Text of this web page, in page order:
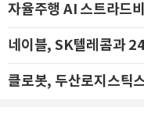
네이블, SK텔레콤과